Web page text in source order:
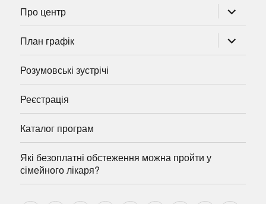
Про центр
підменю
План графік
підменю
Розумовські зустрічі
Реєстрація
Каталог програм
Які безоплатні обстеження можна пройти у
сімейного лікаря?